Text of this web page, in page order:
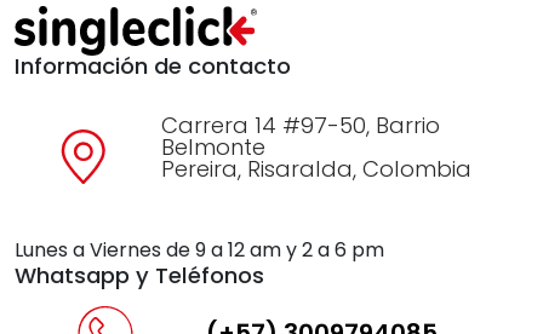
Información de contacto
Carrera 14 #97-50, Barrio
Belmonte
Pereira, Risaralda, Colombia
Lunes a Viernes de 9 a 12 am y 2 a 6 pm
Whatsapp y Teléfonos